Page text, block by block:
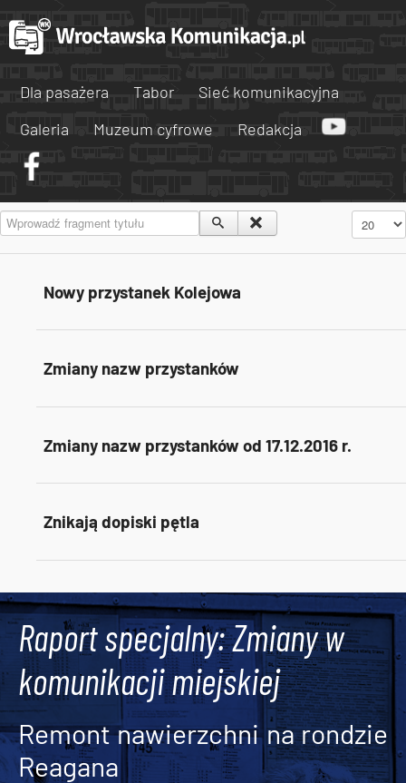
Dla pasażera Tabor
Sieć komunikacyjna
Galeria
Muzeum cyfrowe Redakcja
Wprowadź fragment tytułu Pokaż #
Nowy przystanek Kolejowa
Zmiany nazw przystanków
Zmiany nazw przystanków od 17.12.2016 r.
Znikają dopiski pętla
Raport specjalny: Zmiany w
komunikacji miejskiej
Remont nawierzchni na rondzie
Reagana